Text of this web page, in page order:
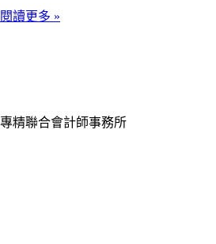
閱讀更多 »
專精聯合會計師事務所